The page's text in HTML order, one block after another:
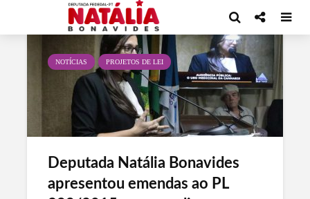
Tag - Cannabis medicinal
NOTÍCIAS PROJETOS DE LEI
Deputada Natália Bonavides
apresentou emendas ao PL